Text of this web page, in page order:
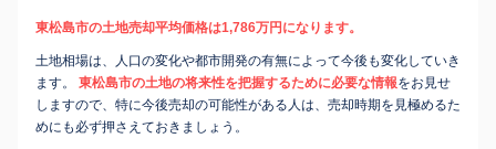
東松島市の土地売却平均価格は1,786万円になります。
土地相場は、人口の変化や都市開発の有無によって今後も変化していき
ます。
東松島市の土地の将来性を把握するために必要な情報をお見せ
しますので、特に今後売却の可能性がある人は、売却時期を見極めるた
めにも必ず押さえておきましょう。